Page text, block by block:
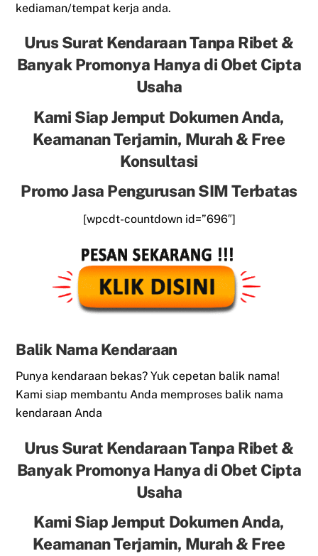
kediaman/tempat kerja anda.
Urus Surat Kendaraan Tanpa Ribet &
Banyak Promonya Hanya di Obet Cipta
Usaha
Kami Siap Jemput Dokumen Anda,
Keamanan Terjamin, Murah & Free
Konsultasi
Promo Jasa Pengurusan SIM Terbatas
[wpcdt-countdown id=”696″]
Balik Nama Kendaraan
Punya kendaraan bekas? Yuk cepetan balik nama!
Kami siap membantu Anda memproses balik nama
kendaraan Anda
Urus Surat Kendaraan Tanpa Ribet &
Banyak Promonya Hanya di Obet Cipta
Usaha
Kami Siap Jemput Dokumen Anda,
Keamanan Terjamin, Murah & Free